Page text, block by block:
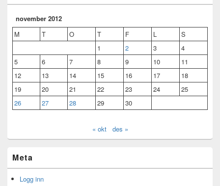
november 2012
M
T O T F L
S
1
2 3
4
5
6 7 8 9 10
11
12
13 14 15 16 17
18
19
20 21 22 23 24
25
26
27 28 29 30
« okt des »
Meta
Logg inn